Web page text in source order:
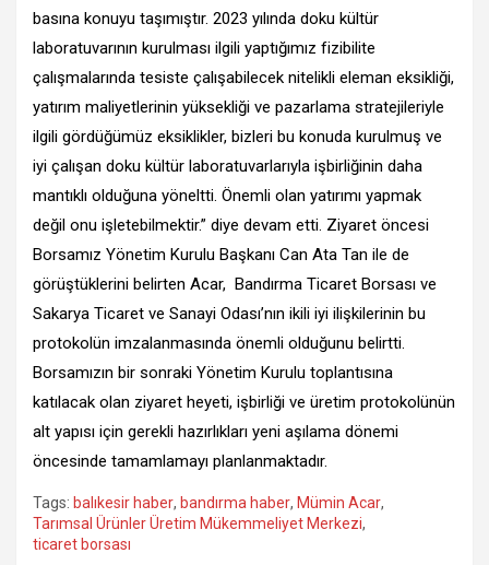
basına konuyu taşımıştır. 2023 yılında doku kültür
laboratuvarının kurulması ilgili yaptığımız fizibilite
çalışmalarında tesiste çalışabilecek nitelikli eleman eksikliği,
yatırım maliyetlerinin yüksekliği ve pazarlama stratejileriyle
ilgili gördüğümüz eksiklikler, bizleri bu konuda kurulmuş ve
iyi çalışan doku kültür laboratuvarlarıyla işbirliğinin daha
mantıklı olduğuna yöneltti. Önemli olan yatırımı yapmak
değil onu işletebilmektir.” diye devam etti. Ziyaret öncesi
Borsamız Yönetim Kurulu Başkanı Can Ata Tan ile de
görüştüklerini belirten Acar, Bandırma Ticaret Borsası ve
Sakarya Ticaret ve Sanayi Odası’nın ikili iyi ilişkilerinin bu
protokolün imzalanmasında önemli olduğunu belirtti.
Borsamızın bir sonraki Yönetim Kurulu toplantısına
katılacak olan ziyaret heyeti, işbirliği ve üretim protokolünün
alt yapısı için gerekli hazırlıkları yeni aşılama dönemi
öncesinde tamamlamayı planlanmaktadır.
Tags: balıkesir haber, bandırma haber, Mümin Acar,
Tarımsal Ürünler Üretim Mükemmeliyet Merkezi,
ticaret borsası